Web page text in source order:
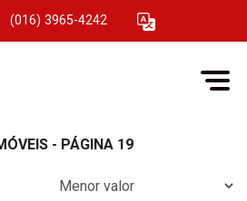
(016) 3965-4242
- PÁGINA 19